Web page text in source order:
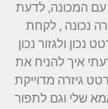
עם המכונה, לדעת
נכונה , לקחת
נכון ולגזור נכון
איך להניח את
גיזרה מדוייקת
שלי וגם לתפור